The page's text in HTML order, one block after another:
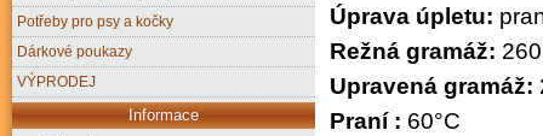
Úprava úpletu:
Režná gramáž:
Upravená gramáž:
Praní : 60°C
Potřeby pro psy a kočky
Dárkové poukazy
VÝPRODEJ
Informace